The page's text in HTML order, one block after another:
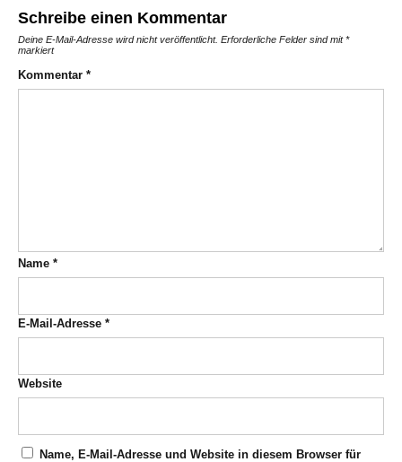
Schreibe einen Kommentar
Deine E-Mail-Adresse wird nicht veröffentlicht. Erforderliche Felder sind mit*
markiert
Kommentar *
Name *
E-Mail-Adresse *
Website
Name, E-Mail-Adresse und Website in diesem Browser für